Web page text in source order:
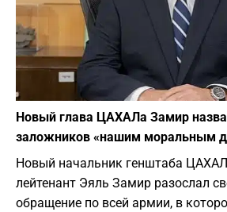
Новый глава ЦАХАЛа Замир
заложников «нашим моральным
Новый начальник генштаба
лейтенант Эяль Замир разослал
обращение по всей армии, в